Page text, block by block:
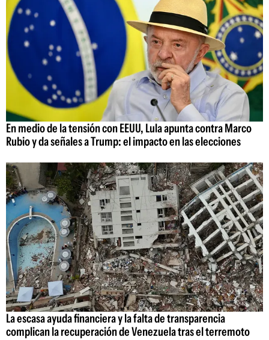
En medio de la tensión con EEUU, Lula apunta contra Marco
Rubio y da señales a Trump: el impacto en las elecciones
La escasa ayuda financiera y la falta de transparencia
complican la recuperación de Venezuela tras el terremoto